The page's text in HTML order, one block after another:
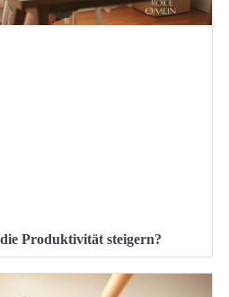
Produktivität steigern?